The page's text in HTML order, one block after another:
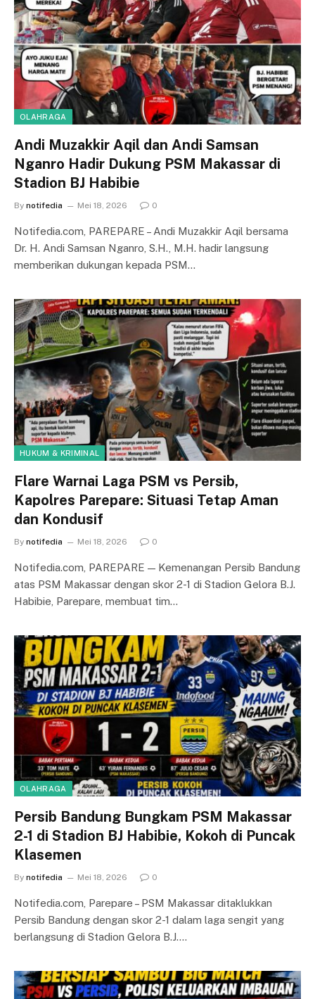
OLAHRAGA
Andi Muzakkir Aqil dan Andi Samsan
Nganro Hadir Dukung PSM Makassar di
Stadion BJ Habibie
By notifedia Mei 18, 2026 0
Notifedia.com, PAREPARE – Andi Muzakkir Aqil bersama
Dr. H. Andi Samsan Nganro, S.H., M.H. hadir langsung
memberikan dukungan kepada PSM…
HUKUM & KRIMINAL
Flare Warnai Laga PSM vs Persib,
Kapolres Parepare: Situasi Tetap Aman
dan Kondusif
By notifedia Mei 18, 2026 0
Notifedia.com, PAREPARE — Kemenangan Persib Bandung
atas PSM Makassar dengan skor 2-1 di Stadion Gelora B.J.
Habibie, Parepare, membuat tim…
OLAHRAGA
Persib Bandung Bungkam PSM Makassar
2-1 di Stadion BJ Habibie, Kokoh di Puncak
Klasemen
By notifedia Mei 18, 2026 0
Notifedia.com, Parepare – PSM Makassar ditaklukkan
Persib Bandung dengan skor 2-1 dalam laga sengit yang
berlangsung di Stadion Gelora B.J.…